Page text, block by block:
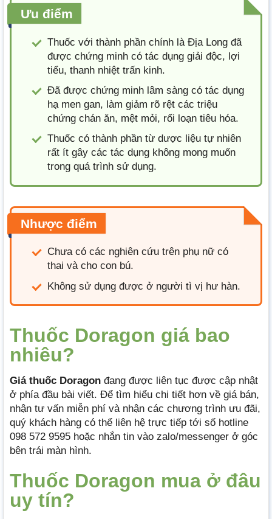
Ưu điểm
Thuốc với thành phần chính là Địa Long đã
được chứng minh có tác dụng giải độc, lợi
tiểu, thanh nhiệt trấn kinh.
Đã được chứng minh lâm sàng có tác dụng
hạ men gan, làm giảm rõ rệt các triệu
chứng chán ăn, mệt mỏi, rối loạn tiêu hóa.
Thuốc có thành phần từ dược liệu tự nhiên
rất ít gây các tác dụng không mong muốn
trong quá trình sử dụng.
Nhược điểm
Chưa có các nghiên cứu trên phụ nữ có
thai và cho con bú.
Không sử dụng được ở người tì vị hư hàn.
Thuốc Doragon giá bao
nhiêu?
Giá thuốc Doragon đang được liên tục được cập nhật
ở phía đầu bài viết. Để tìm hiểu chi tiết hơn về giá bán,
nhận tư vấn miễn phí và nhận các chương trình ưu đãi,
quý khách hàng có thể liên hệ trực tiếp tới số hotline
098 572 9595 hoặc nhắn tin vào zalo/messenger ở góc
bên trái màn hình.
Thuốc Doragon mua ở đâu
uy tín?